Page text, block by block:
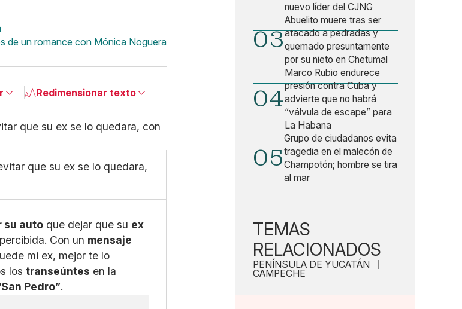
de un romance con Mónica Noguera
Redimensionar texto
Pequeño
que su ex se lo quedara,
su auto que dejar que su ex
Con un mensaje
mi ex, mejor te lo
lostranseúntes en la
Pedro”.
nuevo líder del CJNG
03
Abuelito muere tras ser
atacado a pedradas y
quemado presuntamente
por su nieto en Chetumal
04
Marco Rubio endurece
presión contra Cuba y
advierte que no habrá
“válvula de escape” para
La Habana
05
Grupo de ciudadanos evita
tragedia en el malecón de
Champotón; hombre se tira
al mar
TEMAS
RELACIONADOS
PENÍNSULA DE YUCATÁN
CAMPECHE